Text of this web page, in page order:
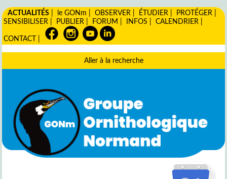
ACTUALITÉS le GONm |OBSERVER ÉTUDIER PROTÉGER
SENSIBILISER
PUBLIER FORUM INFOS |CALENDRIER
CONTACT
Aller à la recherche